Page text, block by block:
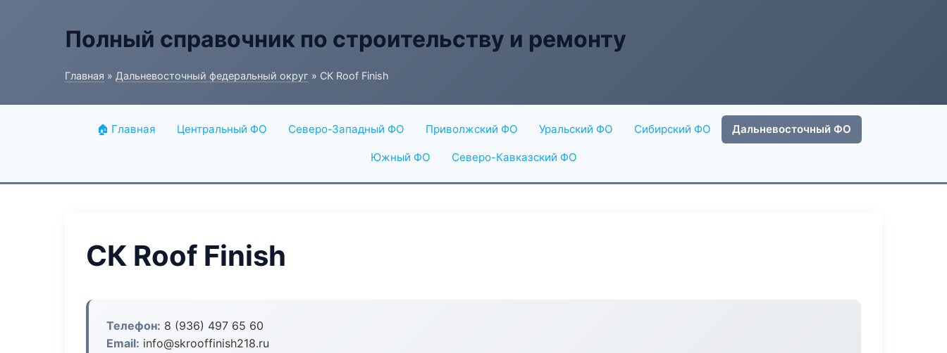
Полный справочник по строительству и ремонту
Главная » Дальневосточный федеральный округ » СК Roof Finish
🏠 Главная Центральный ФО Северо-Западный ФО Приволжский ФО Уральский ФО Сибирский ФО Дальневосточный ФО
Южный ФО Северо-Кавказский ФО
СК Roof Finish
Телефон: 8 (936) 497 65 60
Email: info@skrooffinish218.ru